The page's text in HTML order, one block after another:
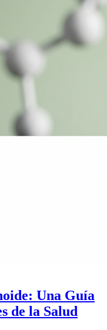
Una Guía
de la Salud